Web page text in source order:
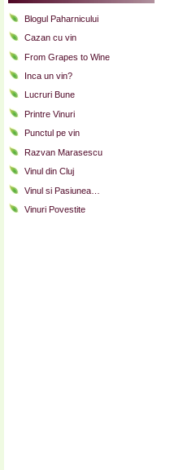
Blogul Paharnicului
Cazan cu vin
From Grapes to Wine
Inca un vin?
Lucruri Bune
Printre Vinuri
Punctul pe vin
Razvan Marasescu
Vinul din Cluj
Vinul si Pasiunea…
Vinuri Povestite